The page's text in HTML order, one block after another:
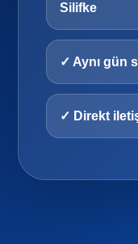
Silifke
✓ Aynı gün
✓ Direkt